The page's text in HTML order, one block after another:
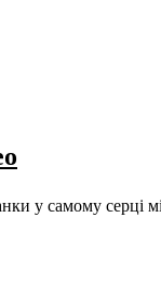
у самому